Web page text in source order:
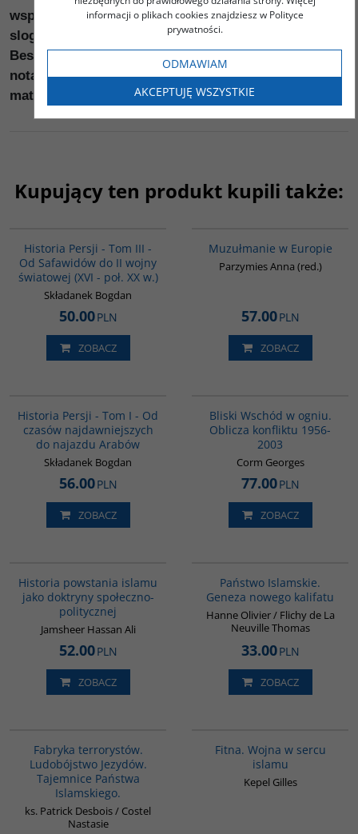
wspólnoty muzułmańskiej? Co kryje się za ich
sloganami? Na te i wiele innych pytań Sylvain
Besson odpowiada sięgając do akt sądowych,
notatek CIA i wielu innych, do niedawna tajnych,
materiałów.
Kupujący ten produkt kupili także:
Historia Persji - Tom III -
Od Safawidów do II wojny
światowej (XVI - poł. XX w.)
Składanek Bogdan
50.00PLN
ZOBACZ
Muzułmanie w Europie
Parzymies Anna (red.)
57.00PLN
ZOBACZ
Historia Persji - Tom I - Od
czasów najdawniejszych
do najazdu Arabów
Składanek Bogdan
56.00PLN
ZOBACZ
Bliski Wschód w ogniu.
Oblicza konfliktu 1956-
2003
Corm Georges
77.00PLN
ZOBACZ
Historia powstania islamu
jako doktryny społeczno-
politycznej
Jamsheer Hassan Ali
52.00PLN
ZOBACZ
Państwo Islamskie.
Geneza nowego kalifatu
Hanne Olivier / Flichy de La
Neuville Thomas
33.00PLN
ZOBACZ
Fabryka terrorystów.
Ludobójstwo Jezydów.
Tajemnice Państwa
Islamskiego.
ks. Patrick Desbois / Costel
Nastasie
Fitna. Wojna w sercu
islamu
Kepel Gilles
informacji o plikach cookies znajdziesz w Polityce
prywatności.
ODMAWIAM
AKCEPTUJĘ WSZYSTKIE